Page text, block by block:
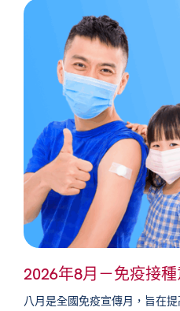
2026年8月－免疫接
八月是全國免疫宣傳月，旨在